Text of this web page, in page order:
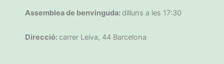
Assemblea de benvinguda: dilluns a les 17:30
Direcció: carrer Leiva, 44 Barcelona